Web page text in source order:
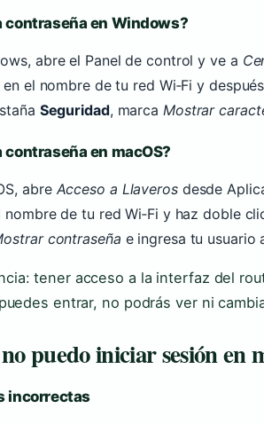
contraseña en Windows?
abre el Panel de control y ve a
el nombre de tu red Wi‑Fi y
Seguridad, marca Mostrar
contraseña en macOS?
abre Acceso a Llaverosdesde
nombre de tu red Wi‑Fi y haz doble
contraseña e ingresa tu usuario
tener acceso a la interfaz del
entrar, no podrás ver ni
puedo iniciar sesión en
incorrectas